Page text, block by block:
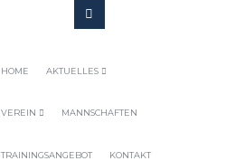
HOME AKTUELLES
VEREIN MANNSCHAFTEN
TRAININGSANGEBOT KONTAKT